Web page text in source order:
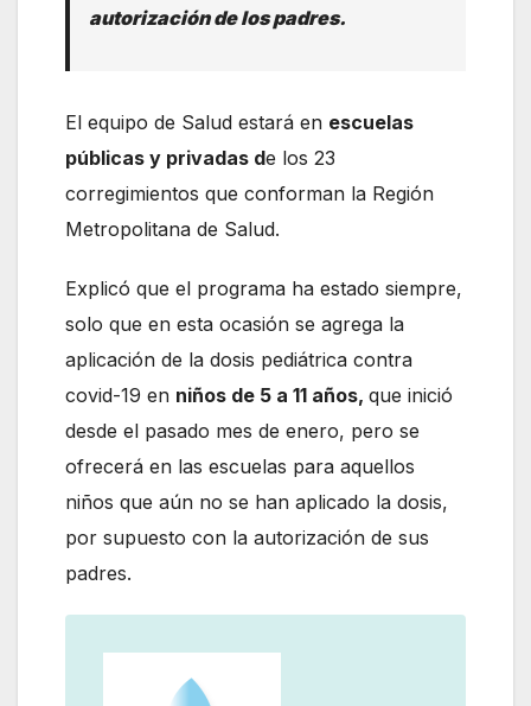
autorización de los padres.
El equipo de Salud estará en escuelas
públicas y privadas de los 23
corregimientos que conforman la Región
Metropolitana de Salud.
Explicó que el programa ha estado siempre,
solo que en esta ocasión se agrega la
aplicación de la dosis pediátrica contra
covid-19 en niños de 5 a 11 años, que inició
desde el pasado mes de enero, pero se
ofrecerá en las escuelas para aquellos
niños que aún no se han aplicado la dosis,
por supuesto con la autorización de sus
padres.